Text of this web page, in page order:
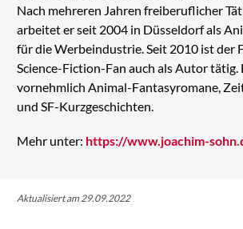
Nach mehreren Jahren freiberuflicher
arbeitet er seit 2004 in Düsseldorf als
für die Werbeindustrie. Seit 2010 ist der
Science-Fiction-Fan auch als Autor tätig.
vornehmlich Animal-Fantasyromane,
und SF-Kurzgeschichten.
Mehr unter: https://www.joachim-
Aktualisiert am 29.09.2022